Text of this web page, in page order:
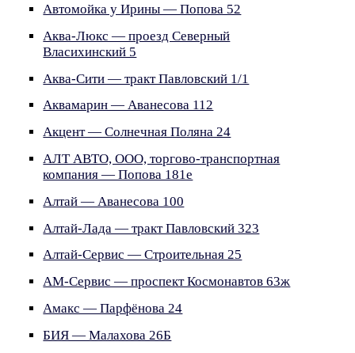
Автомойка у Ирины — Попова 52
Аква-Люкс — проезд Северный
Власихинский 5
Аква-Сити — тракт Павловский 1/1
Аквамарин — Аванесова 112
Акцент — Солнечная Поляна 24
АЛТ АВТО, ООО, торгово-транспортная
компания — Попова 181е
Алтай — Аванесова 100
Алтай-Лада — тракт Павловский 323
Алтай-Сервис — Строительная 25
АМ-Сервис — проспект Космонавтов 63ж
Амакс — Парфёнова 24
БИЯ — Малахова 26Б